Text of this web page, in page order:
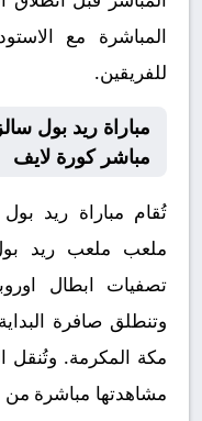
المباشرة مع
للفريقين.
مباراة ريد بول
مباشر كورة لايف
تُقام مباراة ريد
ملعب ملعب ريد
مكة المكرمة. وتُنقل
مشاهدتها مباشرة